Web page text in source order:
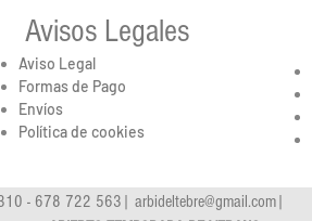
Avisos Legales
Aviso Legal
Formas de Pago
Envíos
Política de cookies
- 678 722 563| arbideltebre@gmail.com|